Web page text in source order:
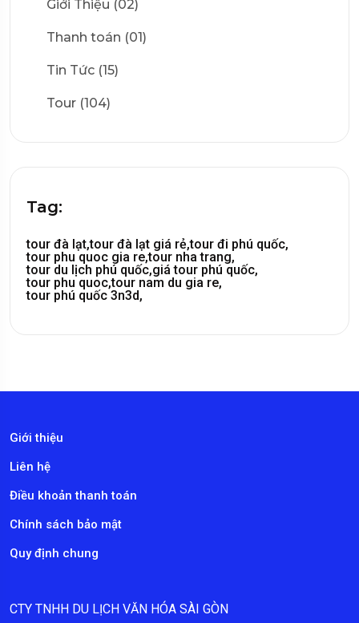
Giới Thiệu (02)
Thanh toán (01)
Tin Tức (15)
Tour (104)
Tag:
tour đà lạt,tour đà lạt giá rẻ,tour đi phú quốc,
tour phu quoc gia re,tour nha trang,
tour du lịch phú quốc,giá tour phú quốc,
tour phu quoc,tour nam du gia re,
tour phú quốc 3n3d,
Giới thiệu
Liên hệ
Điều khoản thanh toán
Chính sách bảo mật
Quy định chung
CTY TNHH DU LỊCH VĂN HÓA SÀI GÒN